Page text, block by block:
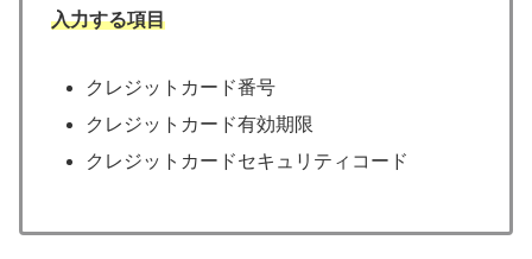
入力する項目
クレジットカード番号
クレジットカード有効期限
クレジットカードセキュリティコード